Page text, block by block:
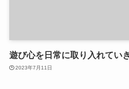
遊び心を日常に取り入れてい
2023年7月11日